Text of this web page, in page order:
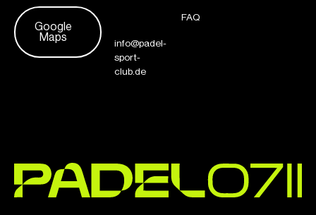
Google
Maps
info@padel-
sport-
club.de
FAQ